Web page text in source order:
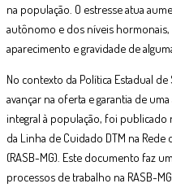
na população. O estresse atua
autônomo e dos níveis
aparecimento e gravidade de
No contexto da Política Estadual
avançar na oferta e garantia de
integral à população, foi publicado
da Linha de Cuidado DTM na
(RASB-MG). Este documento faz
processos de trabalho na RASB-